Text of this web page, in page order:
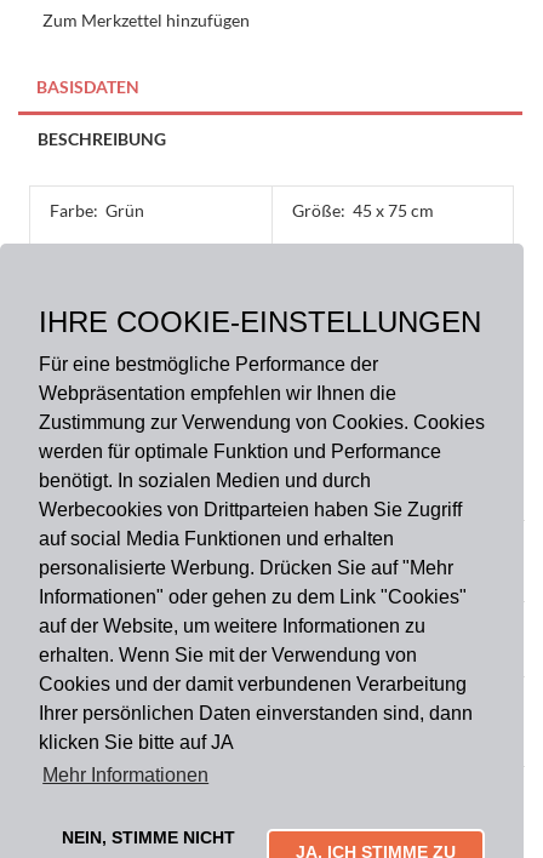
IHRE COOKIE-EINSTELLUNGEN
Für eine bestmögliche Performance der
Webpräsentation empfehlen wir Ihnen die
Zustimmung zur Verwendung von Cookies. Cookies
werden für optimale Funktion und Performance
benötigt. In sozialen Medien und durch
Werbecookies von Drittparteien haben Sie Zugriff
auf social Media Funktionen und erhalten
personalisierte Werbung. Drücken Sie auf "Mehr
Informationen" oder gehen zu dem Link "Cookies"
auf der Website, um weitere Informationen zu
erhalten. Wenn Sie mit der Verwendung von
Cookies und der damit verbundenen Verarbeitung
Ihrer persönlichen Daten einverstanden sind, dann
klicken Sie bitte auf JA
Mehr Informationen
NEIN, STIMME NICHT
JA, ICH STIMME ZU
x
-
preiswert
und
quantity
Zum Merkzettel hinzufügen
BASISDATEN
BESCHREIBUNG
Farbe: Grün Größe: 45 x 75 cm
Rückseite: PVC
Zahlungsart
Versandart
Du findest uns auch auf
Informationen
Impressum Widerruf
Mytailor croodles